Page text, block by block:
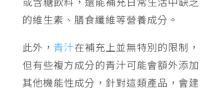
的維生素、膳食纖維等營養成分。
此外， 青汁在補充上並無特別的限制，
但有些複方成分的青汁可能會額外添加
其他機能性成分，針對這類產品，會建